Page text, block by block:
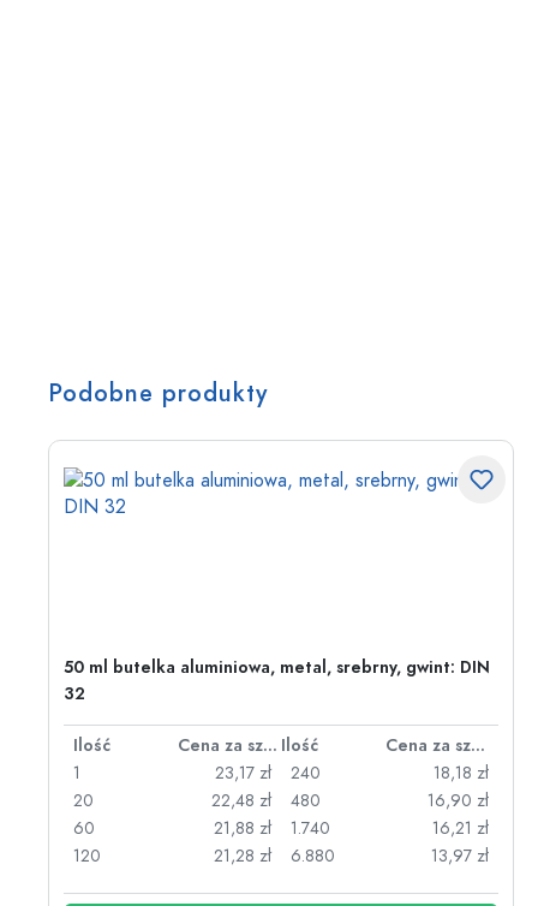
Podobne produkty
50 ml butelka aluminiowa, metal, srebrny, gwint: DIN
32
Ilość Cena za sztukę Ilość
Cena za sztukę
1
23,17 zł
20
22,48 zł
60
21,88 zł
120
21,28 zł
240
18,18 zł
480
16,90 zł
1.740
16,21 zł
6.880
13,97 zł